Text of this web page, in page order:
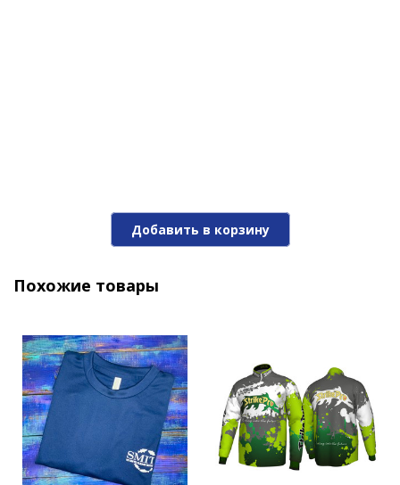
Добавить в корзину
Похожие товары